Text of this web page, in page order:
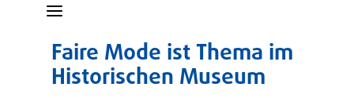
a
Faire Mode ist Thema im
Historischen Museum